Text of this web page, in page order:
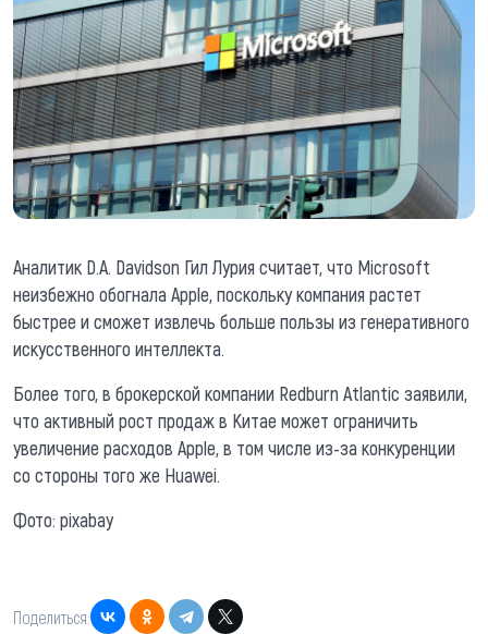
Аналитик D.A. Davidson Гил Лурия считает, что Microsoft
неизбежно обогнала Apple, поскольку компания растет
быстрее и сможет извлечь больше пользы из генеративного
искусственного интеллекта.
Более того, в брокерской компании Redburn Atlantic заявили,
что активный рост продаж в Китае может ограничить
увеличение расходов Apple, в том числе из-за конкуренции
со стороны того же Huawei.
Фото: pixabay
Поделиться: